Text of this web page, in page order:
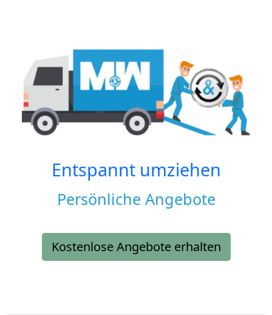
Entspannt umziehen
Persönliche Angebote
Kostenlose Angebote erhalten